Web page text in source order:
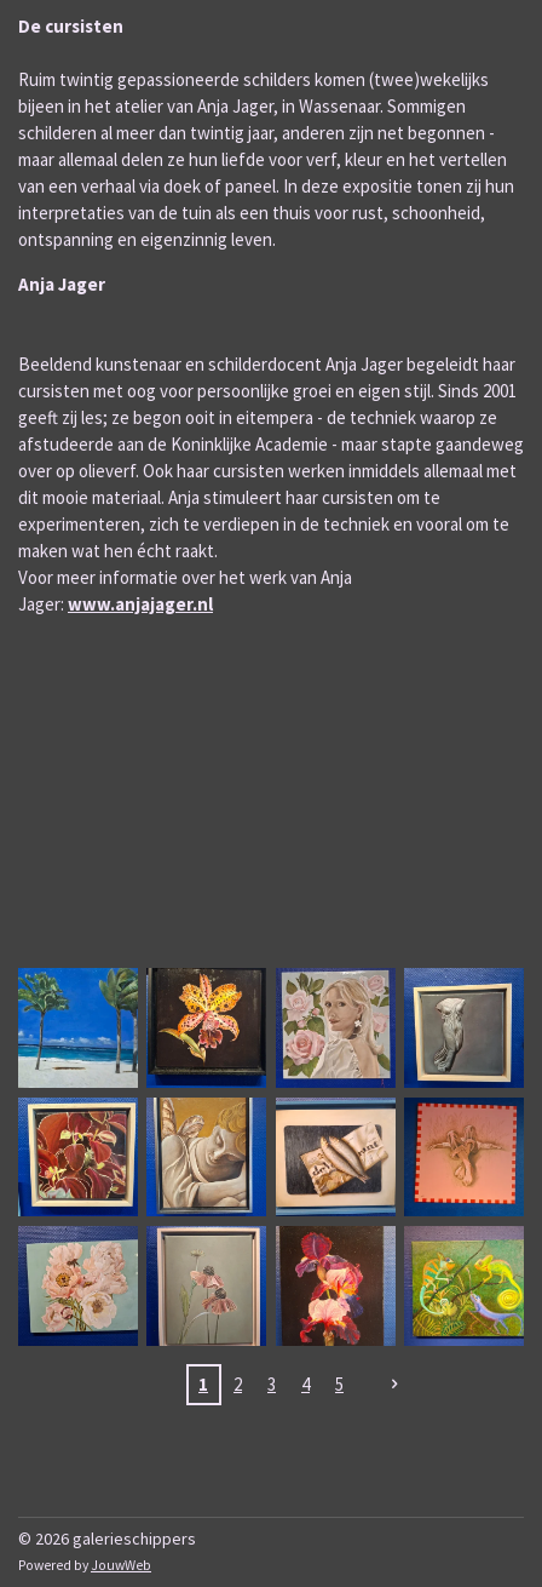
De cursisten
Ruim twintig gepassioneerde schilders komen (twee)wekelijks
bijeen in het atelier van Anja Jager, in Wassenaar. Sommigen
schilderen al meer dan twintig jaar, anderen zijn net begonnen -
maar allemaal delen ze hun liefde voor verf, kleur en het vertellen
van een verhaal via doek of paneel. In deze expositie tonen zij hun
interpretaties van de tuin als een thuis voor rust, schoonheid,
ontspanning en eigenzinnig leven.
Anja Jager
Beeldend kunstenaar en schilderdocent Anja Jager begeleidt haar
cursisten met oog voor persoonlijke groei en eigen stijl. Sinds 2001
geeft zij les; ze begon ooit in eitempera - de techniek waarop ze
afstudeerde aan de Koninklijke Academie - maar stapte gaandeweg
over op olieverf. Ook haar cursisten werken inmiddels allemaal met
dit mooie materiaal. Anja stimuleert haar cursisten om te
experimenteren, zich te verdiepen in de techniek en vooral om te
maken wat hen écht raakt.
Voor meer informatie over het werk van Anja
Jager: www.anjajager.nl
1 2 3 4 5
© 2026 galerieschippers
Powered by JouwWeb